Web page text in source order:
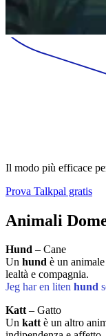
Il modo più efficace
Prova Talkpal gratis
Animali
Hund – Cane
Un hund è un
lealtà e compagnia.
Jeg har en liten hund
Katt– Gatto
Un kattè un altro